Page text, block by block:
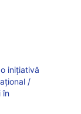
inițiativă
/
în